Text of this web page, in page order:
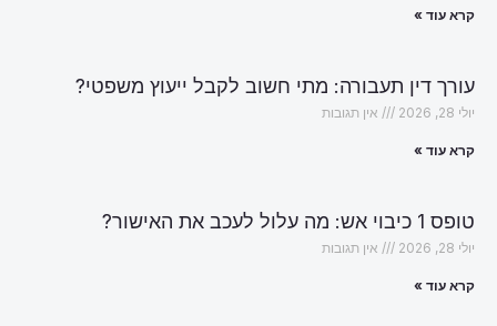
קרא עוד »
עורך דין תעבורה: מתי חשוב לקבל ייעוץ משפטי?
יולי 28, 2026 אין תגובות
קרא עוד »
טופס 1 כיבוי אש: מה עלול לעכב את האישור?
יולי 28, 2026 אין תגובות
קרא עוד »